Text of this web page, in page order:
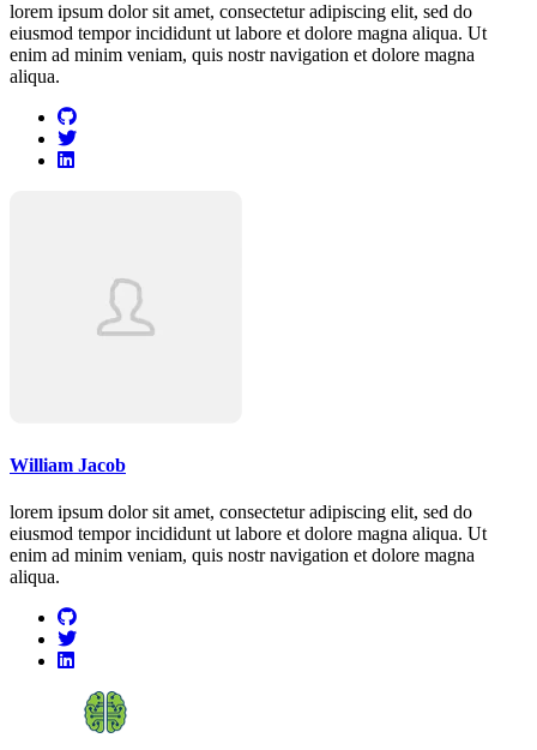
lorem ipsum dolor sit amet, consectetur adipiscing elit, sed do
eiusmod tempor incididunt ut labore et dolore magna aliqua. Ut
enim ad minim veniam, quis nostr navigation et dolore magna
aliqua.
William Jacob
lorem ipsum dolor sit amet, consectetur adipiscing elit, sed do
eiusmod tempor incididunt ut labore et dolore magna aliqua. Ut
enim ad minim veniam, quis nostr navigation et dolore magna
aliqua.